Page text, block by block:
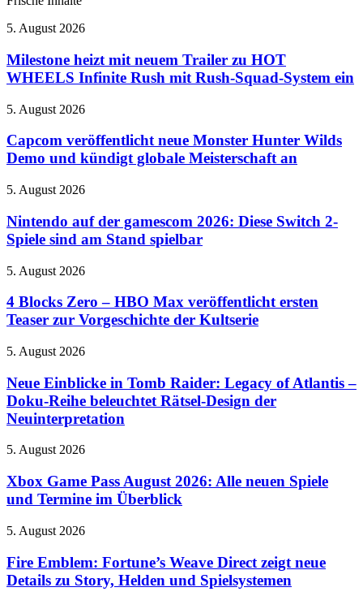
Milestone
mit
neuem
Trailer
HOT
Infinite
Rush
Rush-
System
ein
5. August 2026
Milestone heizt mit neuem Trailer zu HOT
WHEELS Infinite Rush mit Rush-Squad-System ein
Capcom
neue
Monster
Hunter
Demo
kündigt
globale
an
5. August 2026
Capcom veröffentlicht neue Monster Hunter Wilds
Demo und kündigt globale Meisterschaft an
Nintendo
der
gamescom
2026:
Switch
Spiele
sind
Stand
5. August 2026
Nintendo auf der gamescom 2026: Diese Switch 2-
Spiele sind am Stand spielbar
4
Zero
–
HBO
veröffentlicht
Teaser
zur
Vorgeschichte
Kultserie
5. August 2026
4 Blocks Zero – HBO Max veröffentlicht ersten
Teaser zur Vorgeschichte der Kultserie
Neue
in
Tomb
Raider:
Legacy
Atlantis
Doku-
Reihe
Rätsel-
Design
der
Neuinterpretation
5. August 2026
Neue Einblicke in Tomb Raider: Legacy of Atlantis –
Doku-Reihe beleuchtet Rätsel-Design der
Neuinterpretation
Xbox
Pass
August
2026:
neuen
und
Termine
5. August 2026
Xbox Game Pass August 2026: Alle neuen Spiele
und Termine im Überblick
Fire
Fortune’s
Weave
Direct
5. August 2026
Fire Emblem: Fortune’s Weave Direct zeigt neue
Details zu Story, Helden und Spielsystemen